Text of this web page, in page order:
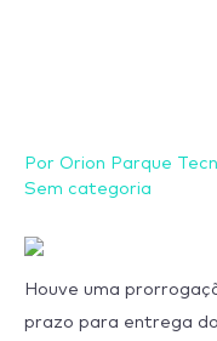
Por Orion Parque
Sem categoria
Houve uma
prazo para entrega